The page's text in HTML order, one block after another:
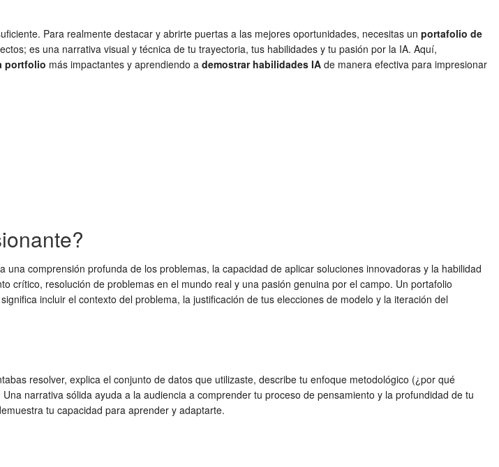
Para realmente destacar y abrirte puertas a las mejores oportunidades, necesitas un portafolio de
es una narrativa visual y técnica de tu trayectoria, tus habilidades y tu pasión por la IA. Aquí,
portfolio más impactantes y aprendiendo a demostrar habilidades IA de manera efectiva para impresionar
comprensión profunda de los problemas, la capacidad de aplicar soluciones innovadoras y la habilidad
crítico, resolución de problemas en el mundo real y una pasión genuina por el campo. Un portafolio
incluir el contexto del problema, la justificación de tus elecciones de modelo y la iteración del
resolver, explica el conjunto de datos que utilizaste, describe tu enfoque metodológico (¿por qué
narrativa sólida ayuda a la audiencia a comprender tu proceso de pensamiento y la profundidad de tu
tu capacidad para aprender y adaptarte.